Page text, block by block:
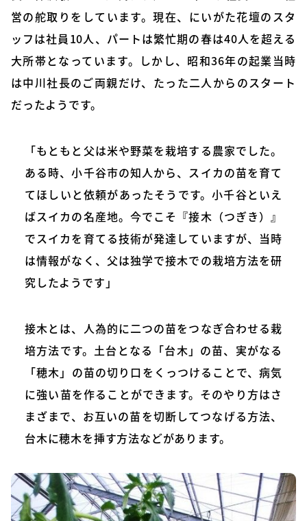
営の舵取りをしています。現在、にいがた花壇のスタ
ッフは社員10人、パートは繁忙期の春は40人を超える
大所帯となっています。しかし、昭和36年の起業当時
は中川社長のご両親だけ、たった二人からのスタート
だったようです。
「もともと父は米や野菜を栽培する農家でした。
ある時、小千谷市の知人から、スイカの苗を育て
てほしいと依頼があったそうです。小千谷といえ
ばスイカの名産地。今でこそ『接木（つぎき）』
でスイカを育てる技術が発達していますが、当時
は情報がなく、父は独学で接木での栽培方法を研
究したようです」
接木とは、人為的に二つの苗をつなぎ合わせる栽
培方法です。土台となる「台木」の苗、実がなる
「穂木」の苗の切り口をくっつけることで、病気
に強い苗を作ることができます。そのやり方はさ
まざまで、お互いの苗を切断してつなげる方法、
台木に穂木を挿す方法などがあります。